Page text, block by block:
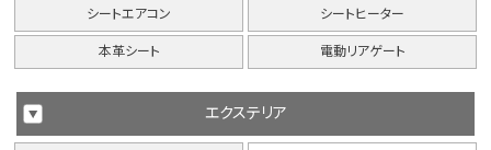
シートエアコン シートヒーター
本革シート 電動リアゲート
エクステリア